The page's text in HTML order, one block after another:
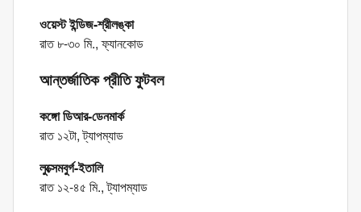
ওয়েস্ট ইন্ডিজ-শ্রীলঙ্কা
রাত ৮-৩০ মি., ফ্যানকোড
আন্তর্জাতিক প্রীতি ফুটবল
কঙ্গো ডিআর-ডেনমার্ক
রাত ১২টা, ট্যাপম্যাড
লুক্সেমবুর্গ-ইতালি
রাত ১২-৪৫ মি., ট্যাপম্যাড